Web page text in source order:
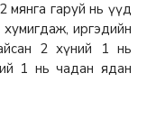
мянга гаруй нь үүд
иргэдийн
2 хүний 1 нь
1 нь чадан ядан